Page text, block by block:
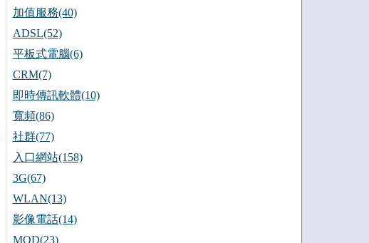
加值服務(40)
ADSL(52)
平板式電腦(6)
CRM(7)
即時傳訊軟體(10)
寬頻(86)
社群(77)
入口網站(158)
3G(67)
WLAN(13)
影像電話(14)
MOD(23)